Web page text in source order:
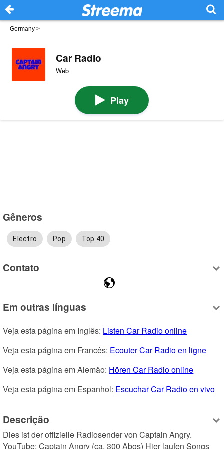
Germany >
Car Radio
Web
Play
Gêneros
Electro Pop Top 40
Contato
Em outras línguas
Veja esta página em Inglês: Listen Car Radio online
Veja esta página em Francês: Ecouter Car Radio en ligne
Veja esta página em Alemão: Hören Car Radio online
Veja esta página em Espanhol: Escuchar Car Radio en vivo
Descrição
Dies ist der offizielle Radiosender von Captain Angry.
YouTube: Captain Angry (ca. 300 Abos) Hier laufen Songs